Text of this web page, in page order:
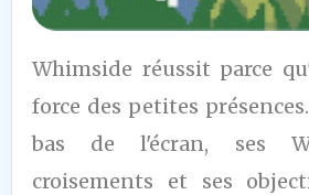
7
/10
Whimside réussit parce
force des petites
bas de l'écran, ses
croisements et ses